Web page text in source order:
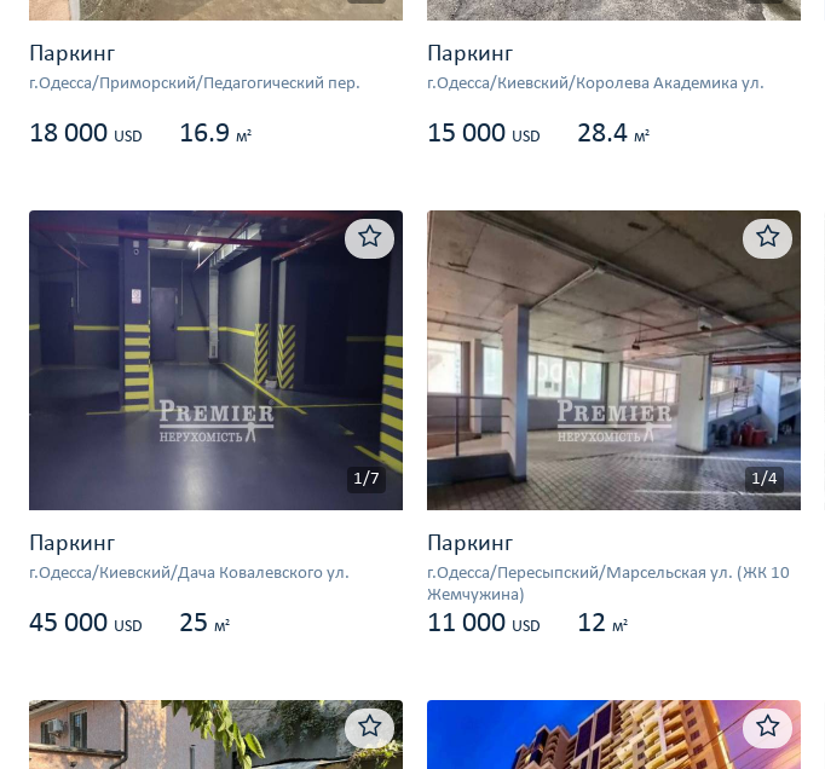
Паркинг
г.Одесса/Приморский/Педагогический пер.
18 000 USD 16.9 м2
Паркинг
г.Одесса/Киевский/Королева Академика ул.
15 000 USD 28.4 м2
1/7
Паркинг
г.Одесса/Киевский/Дача Ковалевского ул.
45 000 USD 25 м2
1/4
Паркинг
г.Одесса/Пересыпский/Марсельская ул. (ЖК 10
Жемчужина)
11 000 USD 12 м2